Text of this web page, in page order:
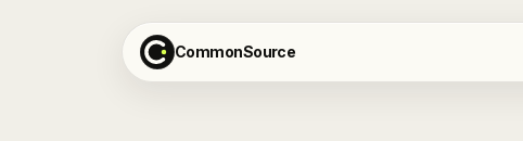
CommonSource